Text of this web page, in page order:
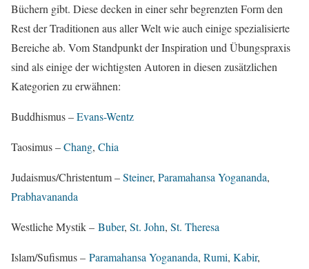
Büchern gibt. Diese decken in einer sehr begrenzten Form den
Rest der Traditionen aus aller Welt wie auch einige spezialisierte
Bereiche ab. Vom Standpunkt der Inspiration und Übungspraxis
sind als einige der wichtigsten Autoren in diesen zusätzlichen
Kategorien zu erwähnen:
Buddhismus –Evans-Wentz
Taosimus –Chang, Chia
Judaismus/Christentum –Steiner, Paramahansa Yogananda,
Prabhavananda
Westliche Mystik – Buber, St. John, St. Theresa
Islam/Sufismus – Paramahansa Yogananda, Rumi, Kabir,